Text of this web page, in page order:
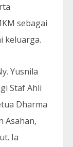
sebagai
keluarga.
Yusnila
Staf Ahli
Dharma
Asahan,
Ia